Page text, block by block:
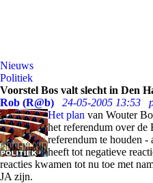
Nieuws
Politiek
Voorstel Bos valt slecht in Den
Rob (R@b)
24-05-2005 13:53
Het plan van Wouter
het referendum over de
referendum te houden -
heeft tot negatieve
reacties kwamen tot nu toe met
JA zijn.